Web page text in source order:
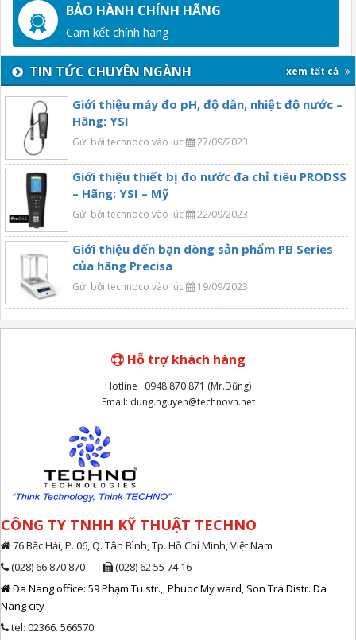
BẢO HÀNH CHÍNH HÃNG
Cam kết chính hãng
TIN TỨC CHUYÊN NGÀNH xem tất cả
Giới thiệu máy đo pH, độ dẫn, nhiệt độ nước –
Hãng: YSI
Gửi bởi technoco vào lúc 27/09/2023
Giới thiệu thiết bị đo nước đa chỉ tiêu PRODSS
– Hãng: YSI – Mỹ
Gửi bởi technoco vào lúc 22/09/2023
Giới thiệu đến bạn dòng sản phẩm PB Series
của hãng Precisa
Gửi bởi technoco vào lúc 19/09/2023
Hỗ trợ khách hàng
Hotline : 0948 870 871 (Mr.Dũng)
Email: dung.nguyen@technovn.net
CÔNG TY TNHH KỸ THUẬT TECHNO
76 Bắc Hải, P. 06, Q. Tân Bình, Tp. Hồ Chí Minh, Việt Nam
(028) 66 870 870 -
(028) 62 55 74 16
Da Nang office: 59 Phạm Tu str.,, Phuoc My ward, Son Tra Distr. Da
Nang city
tel: 02366. 566570